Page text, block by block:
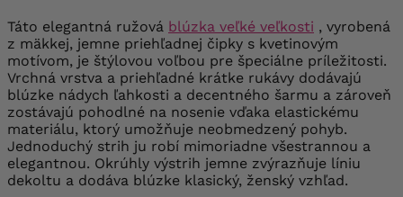
Táto elegantná ružová blúzka veľké veľkosti , vyrobená
z mäkkej, jemne priehľadnej čipky s kvetinovým
motívom, je štýlovou voľbou pre špeciálne príležitosti.
Vrchná vrstva a priehľadné krátke rukávy dodávajú
blúzke nádych ľahkosti a decentného šarmu a zároveň
zostávajú pohodlné na nosenie vďaka elastickému
materiálu, ktorý umožňuje neobmedzený pohyb.
Jednoduchý strih ju robí mimoriadne všestrannou a
elegantnou. Okrúhly výstrih jemne zvýrazňuje líniu
dekoltu a dodáva blúzke klasický, ženský vzhľad.